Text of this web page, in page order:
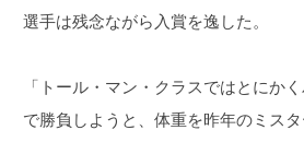
選手は残念ながら入賞を逸した。
「トール・マン・クラスではとにか
で勝負しようと、体重を昨年のミス